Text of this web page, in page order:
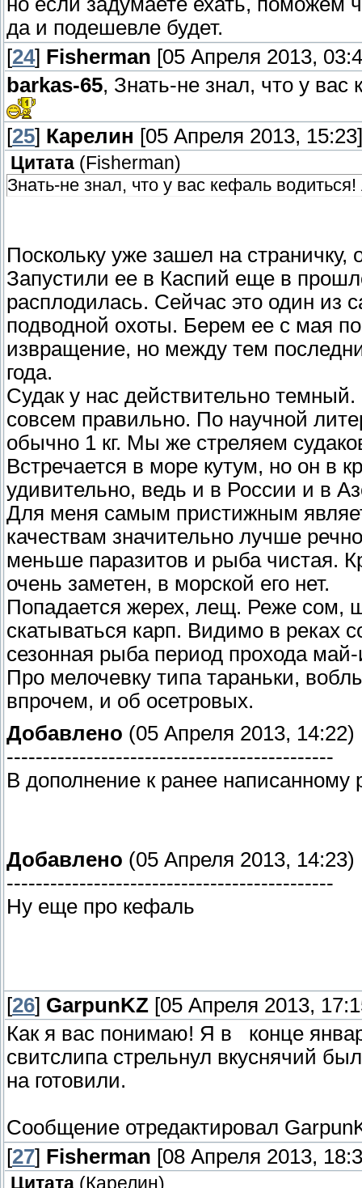
да и подешевле будет.
[24] Fisherman [05 Апреля 2013,
barkas-65, Знать-не знал, что у вас
[25] Карелин [05 Апреля 2013, 15:23]
Цитата ( Fisherman)
Знать-не знал, что у вас кефаль
Поскольку уже зашел на
Запустили ее в Каспий еще в
расплодилась. Сейчас это один из
подводной охоты. Берем ее с мая
извращение, но между тем
года.
Судак у нас действительно
совсем правильно. По научной
обычно 1 кг. Мы же стреляем
Встречается в море кутум, но он в
удивительно, ведь и в России и в
Для меня самым пристижным
качествам значительно лучше
меньше паразитов и рыба чистая.
очень заметен, в морской его нет.
Попадается жерех, лещ. Реже сом,
скатываться карп. Видимо в реках
сезонная рыба период прохода
Про мелочевку типа тараньки,
впрочем, и об осетровых.
Добавлено (05 Апреля 2013, 14:22)
---------------------------------------------
В дополнение к ранее
Добавлено (05 Апреля 2013, 14:23)
---------------------------------------------
Ну еще про кефаль
[26] GarpunKZ [05 Апреля 2013,
Как я вас понимаю! Я в конце
свитслипа стрельнул вкуснячий
на готовили.
Сообщение отредактировал
[27] Fisherman [08 Апреля 2013,
Цитата ( Карелин)